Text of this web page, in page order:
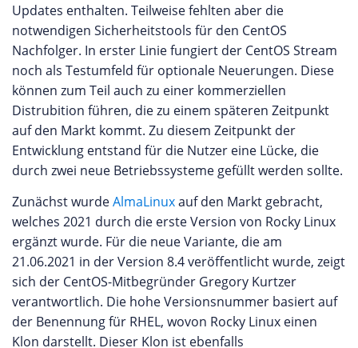
Updates enthalten. Teilweise fehlten aber die
notwendigen Sicherheitstools für den CentOS
Nachfolger. In erster Linie fungiert der CentOS Stream
noch als Testumfeld für optionale Neuerungen. Diese
können zum Teil auch zu einer kommerziellen
Distrubition führen, die zu einem späteren Zeitpunkt
auf den Markt kommt. Zu diesem Zeitpunkt der
Entwicklung entstand für die Nutzer eine Lücke, die
durch zwei neue Betriebssysteme gefüllt werden sollte.
Zunächst wurdeAlmaLinuxauf den Markt gebracht,
welches 2021 durch die erste Version von Rocky Linux
ergänzt wurde. Für die neue Variante, die am
21.06.2021 in der Version 8.4 veröffentlicht wurde, zeigt
sich der CentOS-Mitbegründer Gregory Kurtzer
verantwortlich. Die hohe Versionsnummer basiert auf
der Benennung für RHEL, wovon Rocky Linux einen
Klon darstellt. Dieser Klon ist ebenfalls